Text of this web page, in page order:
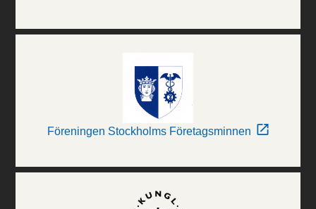
Föreningen Stockholms Företagsminnen